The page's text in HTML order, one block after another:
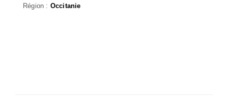
Région : Occitanie